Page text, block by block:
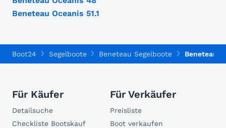
Beneteau Oceanis 51.1
Boot24 Segelboote Beneteau Segelboote Beneteau
Für Käufer
Detailsuche
Checkliste Bootskauf
Für Verkäufer
Preisliste
Boot verkaufen